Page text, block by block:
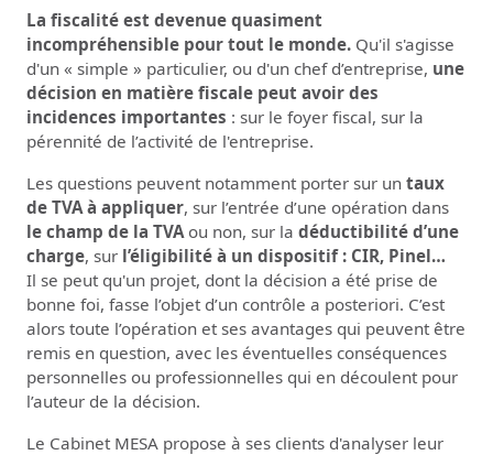
La fiscalité est devenue quasiment
incompréhensible pour tout le monde. Qu'il s'agisse
d'un « simple » particulier, ou d'un chef d’entreprise, une
décision en matière fiscale peut avoir des
incidences importantes : sur le foyer fiscal, sur la
pérennité de l’activité de l'entreprise.
Les questions peuvent notamment porter sur un taux
de TVA à appliquer, sur l’entrée d’une opération dans
le champ de la TVAou non, sur la déductibilité d’une
charge, sur l’éligibilité à un dispositif : CIR, Pinel…
Il se peut qu'un projet, dont la décision a été prise de
bonne foi, fasse l’objet d’un contrôle a posteriori. C’est
alors toute l’opération et ses avantages qui peuvent être
remis en question, avec les éventuelles conséquences
personnelles ou professionnelles qui en découlent pour
l’auteur de la décision.
Le Cabinet MESA propose à ses clients d'analyser leur